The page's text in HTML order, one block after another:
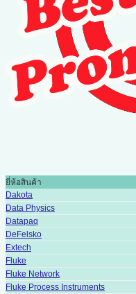
ยี่ห้อสินค้า
Dakota
Data Physics
Datapaq
DeFelsko
Extech
Fluke
Fluke Network
Fluke Process Instruments